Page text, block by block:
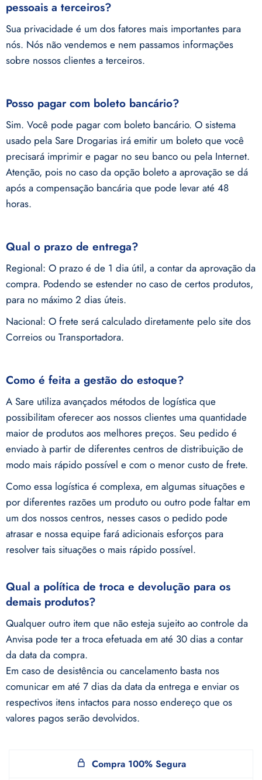
pessoais a terceiros?
Sua privacidade é um dos fatores mais importantes para
nós. Nós não vendemos e nem passamos informações
sobre nossos clientes a terceiros.
Posso pagar com boleto bancário?
Sim. Você pode pagar com boleto bancário. O sistema
usado pela Sare Drogarias irá emitir um boleto que você
precisará imprimir e pagar no seu banco ou pela Internet.
Atenção, pois no caso da opção boleto a aprovação se dá
após a compensação bancária que pode levar até 48
horas.
Qual o prazo de entrega?
Regional: O prazo é de 1 dia útil, a contar da aprovação da
compra. Podendo se estender no caso de certos produtos,
para no máximo 2 dias úteis.
Nacional: O frete será calculado diretamente pelo site dos
Correios ou Transportadora.
Como é feita a gestão do estoque?
A Sare utiliza avançados métodos de logística que
possibilitam oferecer aos nossos clientes uma quantidade
maior de produtos aos melhores preços. Seu pedido é
enviado à partir de diferentes centros de distribuição de
modo mais rápido possível e com o menor custo de frete.
Como essa logística é complexa, em algumas situações e
por diferentes razões um produto ou outro pode faltar em
um dos nossos centros, nesses casos o pedido pode
atrasar e nossa equipe fará adicionais esforços para
resolver tais situações o mais rápido possível.
Qual a política de troca e devolução para os
demais produtos?
Qualquer outro item que não esteja sujeito ao controle da
Anvisa pode ter a troca efetuada em até 30 dias a contar
da data da compra.
Em caso de desistência ou cancelamento basta nos
comunicar em até 7 dias da data da entrega e enviar os
respectivos itens intactos para nosso endereço que os
valores pagos serão devolvidos.
Compra 100% Segura